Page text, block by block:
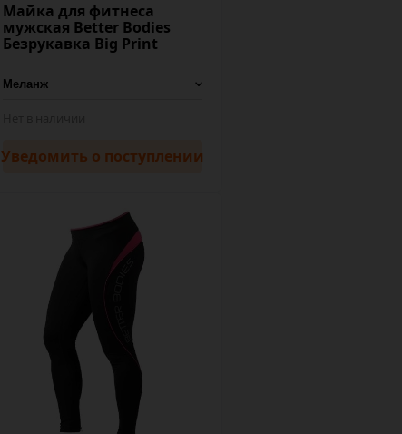
Майка для фитнеса
мужская Better Bodies
Безрукавка Big Print
Уведомить о поступлении